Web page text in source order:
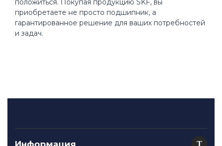
положиться. Покупая продукцию SKF, вы
приобретаете не просто подшипник, а
гарантированное решение для ваших потребностей
и задач.
Информация